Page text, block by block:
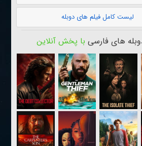
لیست کامل فیلم های دوبله
های فارسی با پخش آنلاین